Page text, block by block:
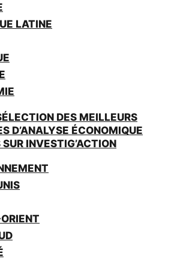
LATINE
DES MEILLEURS
D’ANALYSE ÉCONOMIQUE
SUR INVESTIG’ACTION